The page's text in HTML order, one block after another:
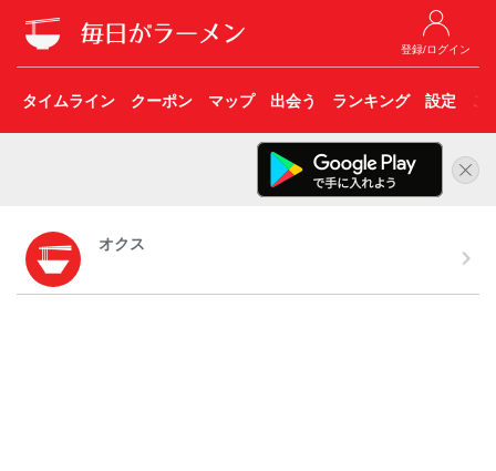
登録/ログイン
タイムライン クーポン マップ 出会う ランキング 設定 こ
オクス